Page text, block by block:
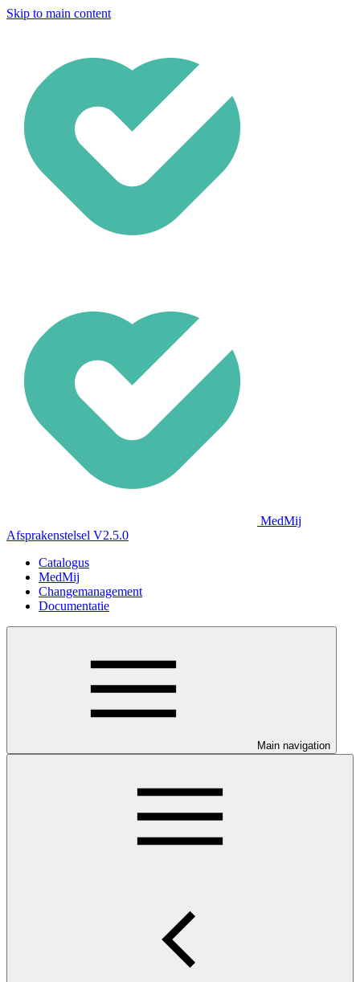
Skip to main content
MedMij
Afsprakenstelsel V2.5.0
Catalogus
MedMij
Changemanagement
Documentatie
Main navigation